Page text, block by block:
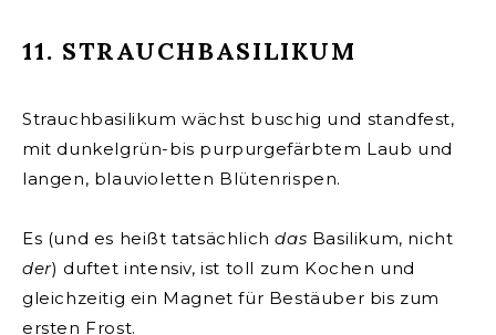
11. STRAUCHBASILIKUM
Strauchbasilikum wächst buschig und standfest,
mit dunkelgrün-bis purpurgefärbtem Laub und
langen, blauvioletten Blütenrispen.
Es (und es heißt tatsächlichdas Basilikum, nicht
der) duftet intensiv, ist toll zum Kochen und
gleichzeitig ein Magnet für Bestäuber bis zum
ersten Frost.